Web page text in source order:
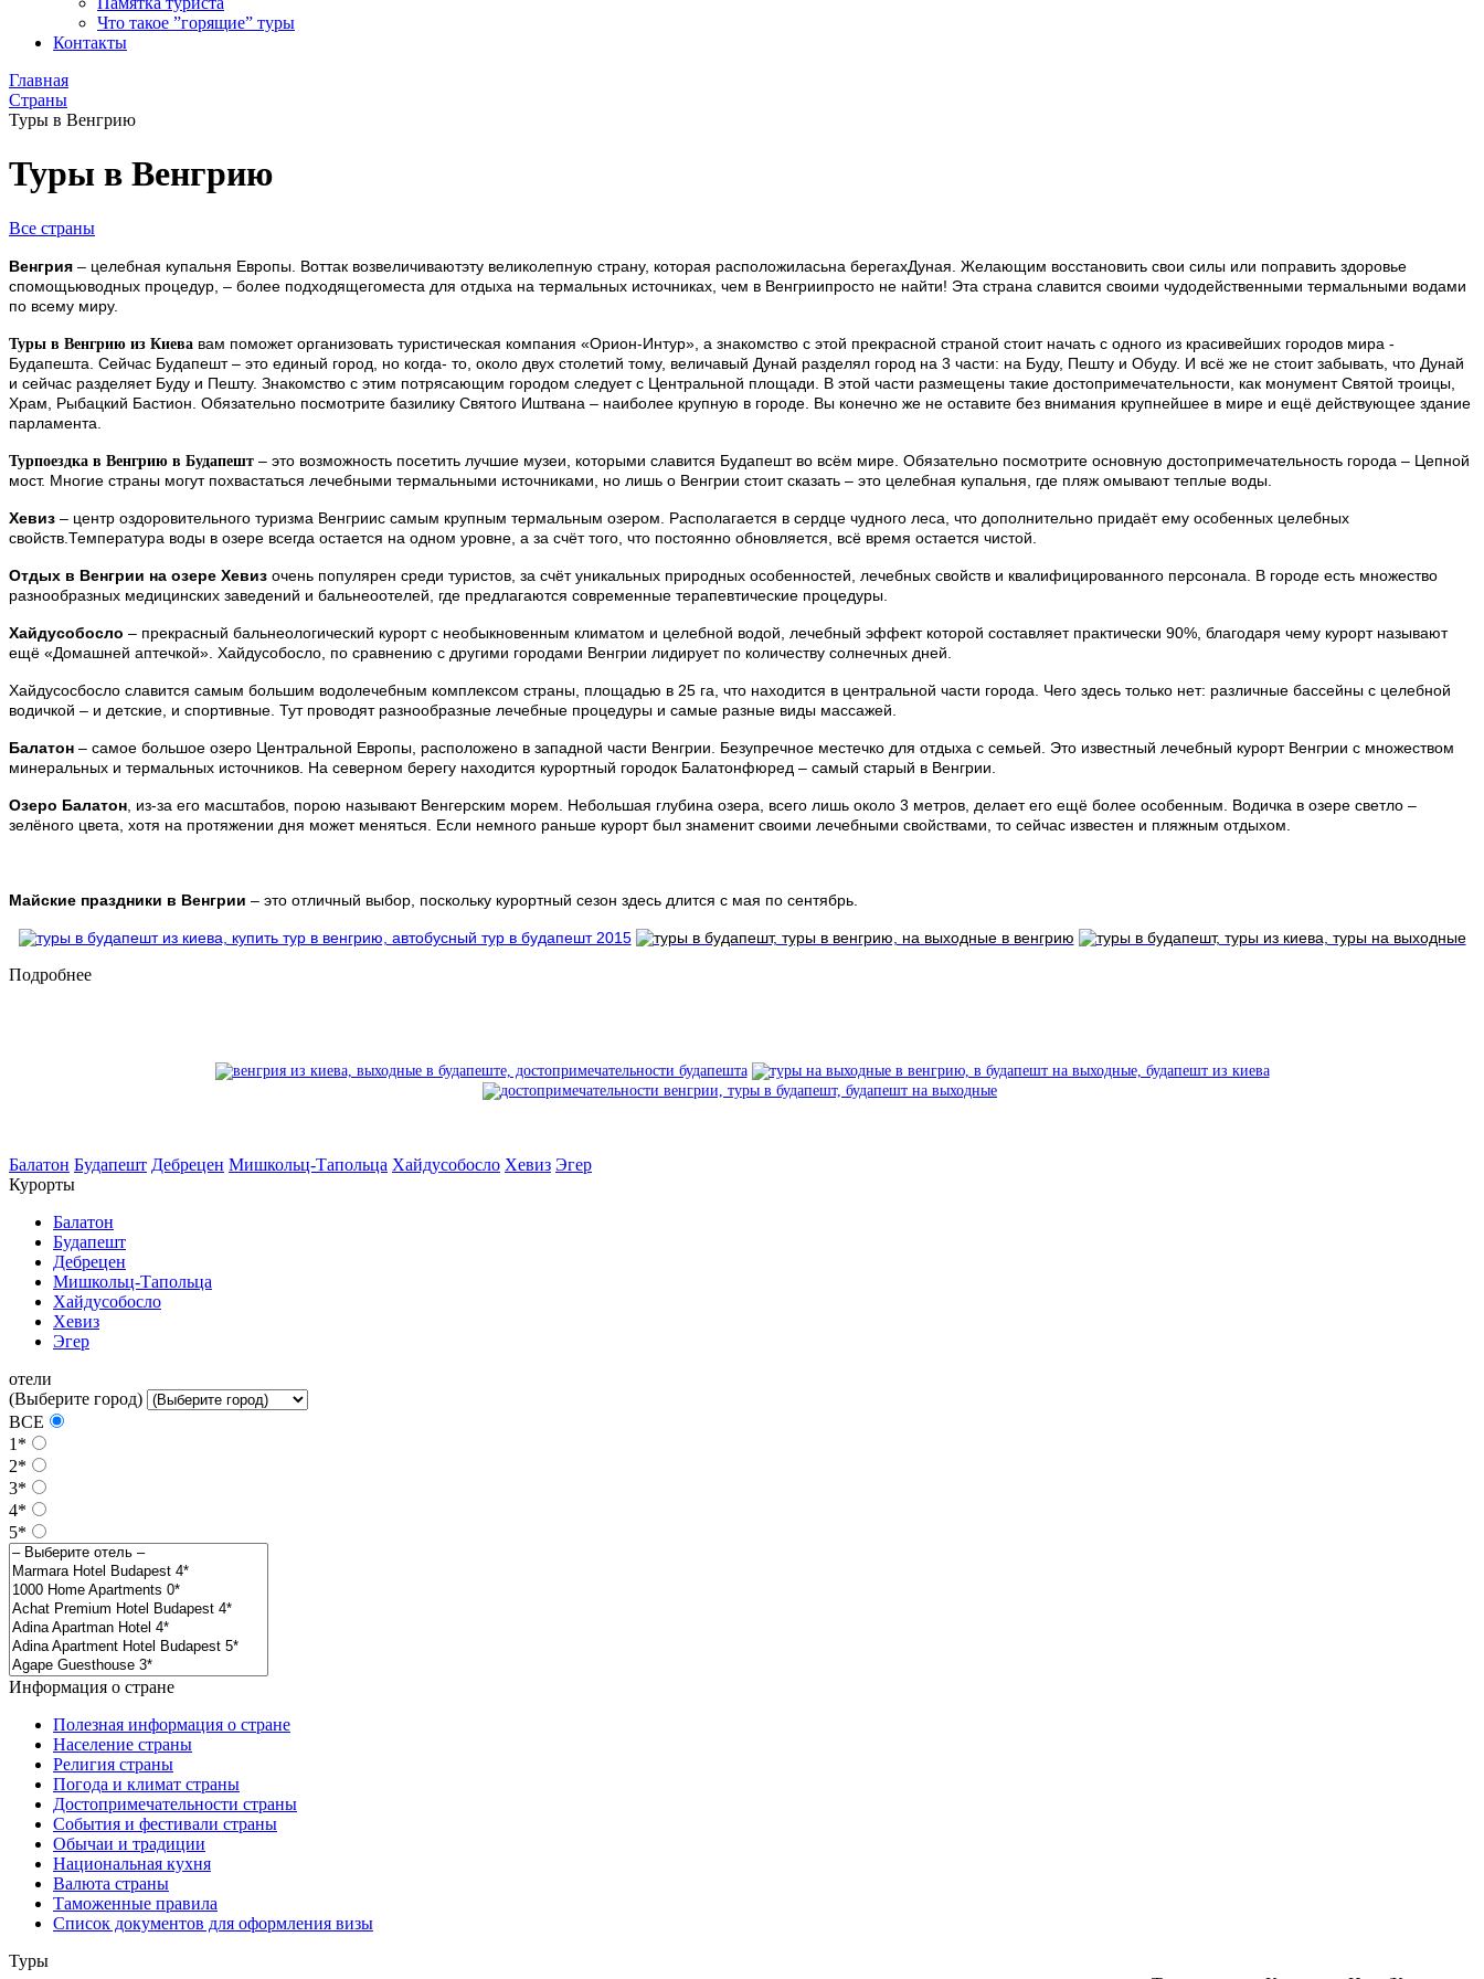
Что такое ”горящие” туры
Контакты
Главная
Страны
Туры в Венгрию
Туры в Венгрию
Все страны
Венгрия – целебная купальня Европы. Воттак возвеличиваютэту великолепную страну, которая расположиласьна берегахДуная. Желающим восстановить свои силы или поправить здоровье
спомощьюводных процедур, – более подходящегоместа для отдыха на термальных источниках, чем в Венгриипросто не найти! Эта страна славится своими чудодейственными термальными водами
по всему миру.
Туры в Венгрию из Киева вам поможет организовать туристическая компания «Орион-Интур», а знакомство с этой прекрасной страной стоит начать с одного из красивейших городов мира -
Будапешта. Сейчас Будапешт – это единый город, но когда- то, около двух столетий тому, величавый Дунай разделял город на 3 части: на Буду, Пешту и Обуду. И всё же не стоит забывать, что Дунай
и сейчас разделяет Буду и Пешту. Знакомство с этим потрясающим городом следует с Центральной площади. В этой части размещены такие достопримечательности, как монумент Святой троицы,
Храм, Рыбацкий Бастион. Обязательно посмотрите базилику Святого Иштвана – наиболее крупную в городе. Вы конечно же не оставите без внимания крупнейшее в мире и ещё действующее здание
парламента.
Турпоездка в Венгрию в Будапешт – это возможность посетить лучшие музеи, которыми славится Будапешт во всём мире. Обязательно посмотрите основную достопримечательность города – Цепной
мост. Многие страны могут похвастаться лечебными термальными источниками, но лишь о Венгрии стоит сказать – это целебная купальня, где пляж омывают теплые воды.
Хевиз – центр оздоровительного туризма Венгриис самым крупным термальным озером. Располагается в сердце чудного леса, что дополнительно придаёт ему особенных целебных
свойств.Температура воды в озере всегда остается на одном уровне, а за счёт того, что постоянно обновляется, всё время остается чистой.
Отдых в Венгрии на озере Хевиз очень популярен среди туристов, за счёт уникальных природных особенностей, лечебных свойств и квалифицированного персонала. В городе есть множество
разнообразных медицинских заведений и бальнеоотелей, где предлагаются современные терапевтические процедуры.
Хайдусобосло – прекрасный бальнеологический курорт с необыкновенным климатом и целебной водой, лечебный эффект которой составляет практически 90%, благодаря чему курорт называют
ещё «Домашней аптечкой». Хайдусобосло, по сравнению с другими городами Венгрии лидирует по количеству солнечных дней.
Хайдусосбосло славится самым большим водолечебным комплексом страны, площадью в 25 га, что находится в центральной части города. Чего здесь только нет: различные бассейны с целебной
водичкой – и детские, и спортивные. Тут проводят разнообразные лечебные процедуры и самые разные виды массажей.
Балатон – самое большое озеро Центральной Европы, расположено в западной части Венгрии. Безупречное местечко для отдыха с семьей. Это известный лечебный курорт Венгрии с множеством
минеральных и термальных источников. На северном берегу находится курортный городок Балатонфюред – самый старый в Венгрии.
Озеро Балатон , из-за его масштабов, порою называют Венгерским морем. Небольшая глубина озера, всего лишь около 3 метров, делает его ещё более особенным. Водичка в озере светло –
зелёного цвета, хотя на протяжении дня может меняться. Если немного раньше курорт был знаменит своими лечебными свойствами, то сейчас известен и пляжным отдыхом.
Майские праздники в Венгрии – это отличный выбор, поскольку курортный сезон здесь длится с мая по сентябрь.
Подробнее
Балатон Будапешт Дебрецен Мишкольц-Тапольца Хайдусобосло Хевиз Эгер
Курорты
Балатон
Будапешт
Дебрецен
Мишкольц-Тапольца
Хайдусобосло
Хевиз
Эгер
отели
(Выберите город)
ВСЕ
1*
2*
3*
4*
5*
Информация о стране
Полезная информация о стране
Население страны
Религия страны
Погода и климат страны
Достопримечательности страны
События и фестивали страны
Обычаи и традиции
Национальная кухня
Валюта страны
Таможенные правила
Список документов для оформления визы
Туры